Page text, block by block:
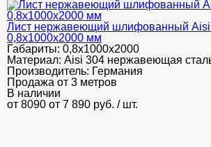
Лист нержавеющий шлифованный Aisi
0,8х1000х2000 мм
Габариты: 0,8х1000х2000
Материал: Aisi 304 нержавеющая
Производитель: Германия
Продажа от 3 метров
В наличии
от 8090 от 7 890 руб. / шт.